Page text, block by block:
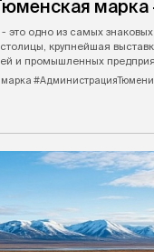
марка
это одно из самых
крупнейшая
и промышленных
#АдминистрацияТюмени